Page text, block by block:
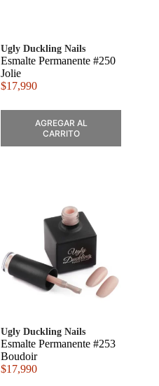
Ugly Duckling Nails
Esmalte Permanente #250
Jolie
$17,990
AGREGAR AL
CARRITO
Ugly Duckling Nails
Esmalte Permanente #253
Boudoir
$17,990